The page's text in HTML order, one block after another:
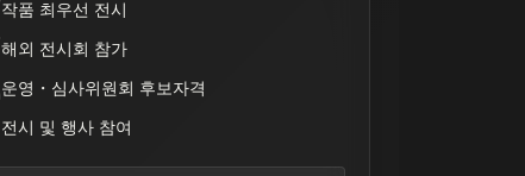
작품 최우선 전시
해외 전시회 참가
운영・심사위원회 후보자격
전시 및 행사 참여